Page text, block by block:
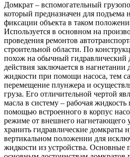
Домкрат – вспомогательный
который предназначен для
фиксации объекта в таком
Используется в основном на
проведения ремонтов
строительной области. По
похож на обычный гидравлический
действия заключается в нагнетании
жидкости при помощи насоса, тем
перемещение плунжера и
груза. Его отличительной чертой
масла в систему – рабочая
помощью встроенного в корпус
режиме от внешнего нагнетающего
хранить гидравлические домкраты
вертикальном положении для
жидкости из устройства. Основные